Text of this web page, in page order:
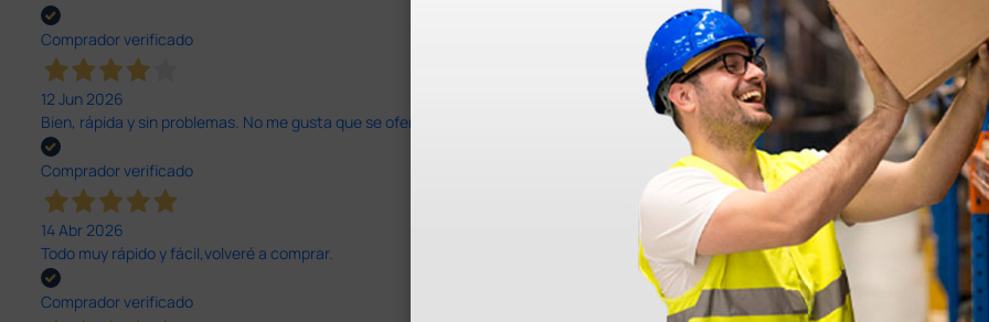
Comprador verificado
12 Jun 2026
Bien, rápida y sin problemas. No me gusta que se oferten productos sin incluir el IVA que luego nos van a cobrar.
Comprador verificado
14 Abr 2026
Todo muy rápido y fácil,volveré a comprar.
Comprador verificado